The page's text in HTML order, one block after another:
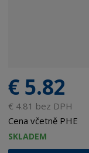
€ 5.82
€ 4.81 bez DPH
Cena včetně PHE
SKLADEM